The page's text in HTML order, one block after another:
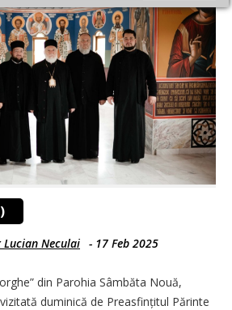
Lucian Neculai - 17 Feb 2025
din Parohia Sâmbăta Nouă,
duminică de Preasfințitul Părinte